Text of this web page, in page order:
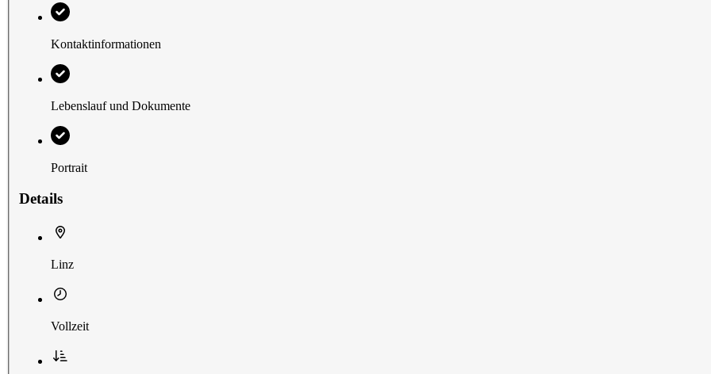
Kontaktinformationen
Lebenslauf und Dokumente
Portrait
Details
Linz
Vollzeit